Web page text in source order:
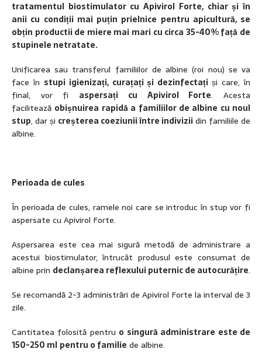
tratamentul biostimulator cu Apivirol Forte, chiar și în
anii cu condiții mai puțin prielnice pentru apicultură, se
obțin productii de miere mai mari cu circa 35-40% față de
stupinele netratate.
Unificarea sau transferul familiilor de albine (roi nou) se va
face în stupi igienizați, curațați și dezinfectațiși care, în
final, vor fi aspersați cu Apivirol Forte. Acesta
facilitează obișnuirea rapidă a familiilor de albine cu noul
stup, dar și creșterea coeziunii între indiviziidin familiile de
albine.
Perioada de cules
În perioada de cules, ramele noi care se introduc în stup vor fi
aspersate cu Apivirol Forte.
Aspersarea este cea mai sigură metodă de administrare a
acestui biostimulator, întrucăt produsul este consumat de
albine prin declanșarea reflexului puternic de autocurățire.
Se recomandă 2-3 administrări de Apivirol Forte la interval de 3
zile.
Cantitatea folosită pentru o singură administrare este de
150-250 ml pentru o familie de albine.